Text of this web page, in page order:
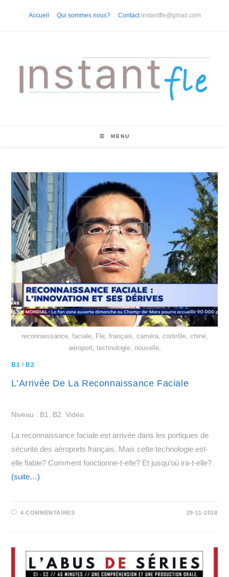
Accueil Qui sommes nous? Contact instantfle@gmail.com
MENU
reconnaissance, faciale, Fle, français, caméra, contrôle, chine,
aéroport, technologie, nouvelle,
B1 /B2
L’Arrivée De La Reconnaissance Faciale
Niveau : B1, B2. Vidéo.
La reconnaissance faciale est arrivée dans les portiques de
sécurité des aéroports français. Mais cette technologie est-
elle fiable? Comment fonctionne-t-elle? Et jusqu’où ira-t-elle?
(suite…)
4 COMMENTAIRES 29-11-2018